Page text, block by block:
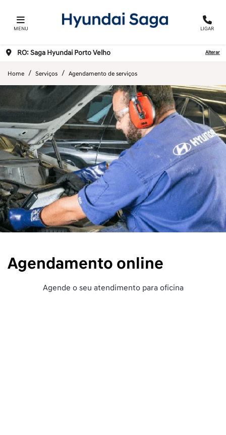
MENU LIGAR
RO: Saga Hyundai Porto Velho Alterar
Home Serviços Agendamento de serviços
Agendamento online
Agende o seu atendimento para oficina